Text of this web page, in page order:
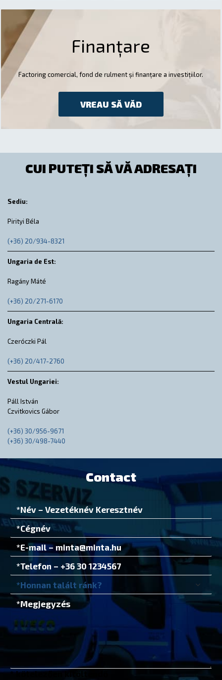
Finanțare
Factoring comercial, fond de rulment și finanțare a investițiilor.
VREAU SĂ VĂD
CUI PUTEȚI SĂ VĂ ADRESAȚI
Sediu:
Pirityi Béla
(+36) 20/934-8321
Ungaria de Est:
Ragány Máté
(+36) 20/271-6170
Ungaria Centrală:
Czeróczki Pál
(+36) 20/417-2760
Vestul Ungariei:
Páll István
Czvitkovics Gábor
(+36) 30/956-9671
(+36) 30/498-7440
Contact
* kötelezően kitöltendő